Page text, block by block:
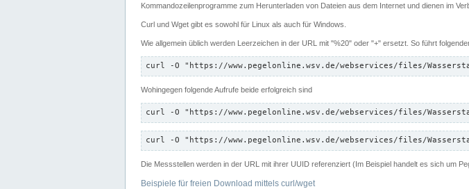
Kommandozeilenprogramme zum Herunterladen von Dateien aus dem Internet und dienen im
Curl und Wget gibt es sowohl für Linux als auch für Windows.
Wie allgemein üblich werden Leerzeichen in der URL mit "%20" oder "+" ersetzt. So führt
curl -O "https://www.pegelonline.wsv.de/webservices/files/Wasserstand
Wohingegen folgende Aufrufe beide erfolgreich sind
curl -O "https://www.pegelonline.wsv.de/webservices/files/
curl -O "https://www.pegelonline.wsv.de/webservices/files/
Die Messstellen werden in der URL mit ihrer UUID referenziert (Im Beispiel handelt es sich um
Beispiele für freien Download mittels curl/wget